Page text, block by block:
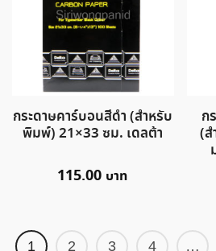
กระดาษคาร์บอนสีดำ (สำหรับ
พิมพ์) 21×33 ซม. เดลต้า
115.00
ก
(ส
1 2 3 4 …